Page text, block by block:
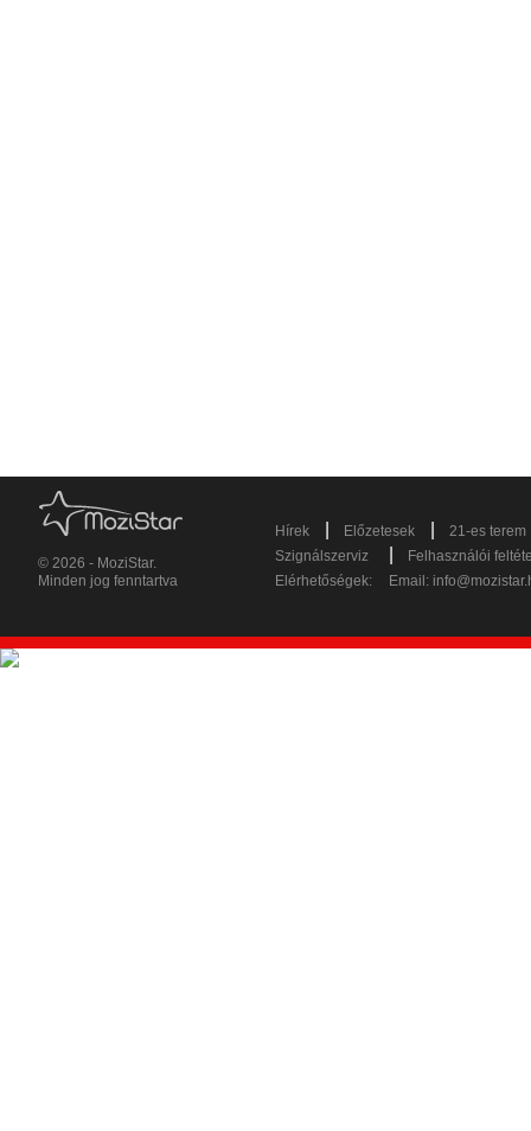
© 2026 - MoziStar.
Minden jog fenntartva
Hírek Előzetesek
21-es terem
Szignálszerviz
Felhasználói
Elérhetőségek:
Email: